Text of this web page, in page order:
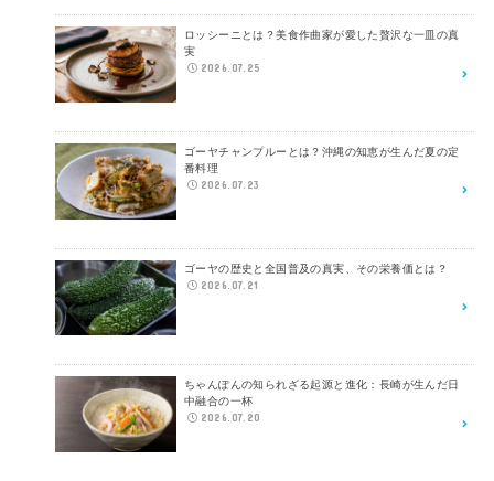
ロッシーニとは？美食作曲家が愛した贅沢な一皿の真
実
2026.07.25
ゴーヤチャンプルーとは？沖縄の知恵が生んだ夏の定
番料理
2026.07.23
ゴーヤの歴史と全国普及の真実、その栄養価とは？
2026.07.21
ちゃんぽんの知られざる起源と進化：長崎が生んだ日
中融合の一杯
2026.07.20